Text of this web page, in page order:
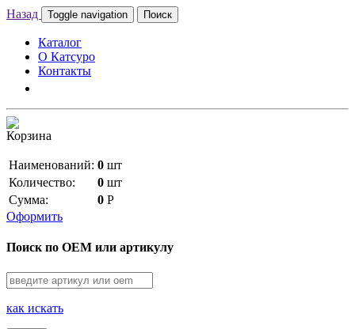
Назад Toggle navigation Поиск
Каталог
О Катсуро
Контакты
Корзина
Наименований: 0 шт
Количество:
0 шт
Сумма:
0 Р
Оформить
Поиск по OEM или артикулу
как искать